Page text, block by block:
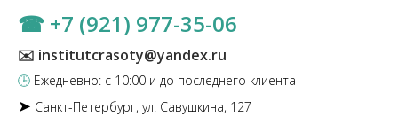
☎ +7 (921) 977-35-06
✉️ institutcrasoty@yandex.ru
🕒 Ежедневно: с 10:00 и до последнего клиента
➤ Санкт-Петербург, ул. Савушкина, 127